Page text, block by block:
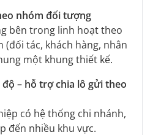
nhóm đối tượng
bên trong linh hoạt theo
tác, khách hàng, nhân
một khung thiết kế.
– hỗ trợ chia lô gửi theo
có hệ thống chi nhánh,
đến nhiều khu vực.